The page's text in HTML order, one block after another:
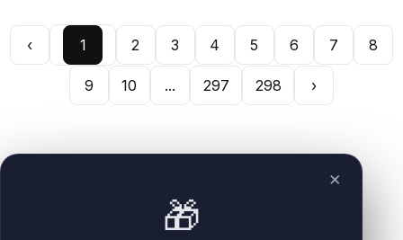
‹ 1 2 3 4 5 6 7 8
9 10 ... 297 298 ›
×
🎁